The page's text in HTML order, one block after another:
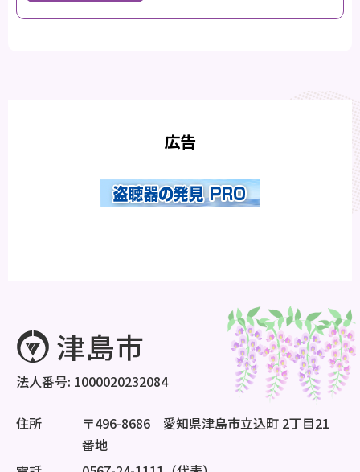
広告
法人番号: 1000020232084
住所
〒496-8686 愛知県津島市立込町 2丁目21
番地